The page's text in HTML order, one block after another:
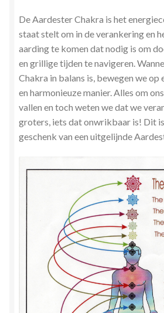
De Aardester Chakra is het
staat stelt om in de verankering en
aarding te komen dat nodig is om
en grillige tijden te navigeren.
Chakra in balans is, bewegen we op
en harmonieuze manier. Alles om
vallen en toch weten we dat we
groters, iets dat onwrikbaar is! Dit
geschenk van een uitgelijnde